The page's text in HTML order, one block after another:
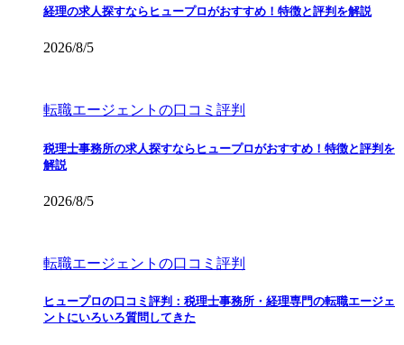
経理の求人探すならヒュープロがおすすめ！特徴と評判を解説
2026/8/5
転職エージェントの口コミ評判
税理士事務所の求人探すならヒュープロがおすすめ！特徴と評判を
解説
2026/8/5
転職エージェントの口コミ評判
ヒュープロの口コミ評判：税理士事務所・経理専門の転職エージェ
ントにいろいろ質問してきた